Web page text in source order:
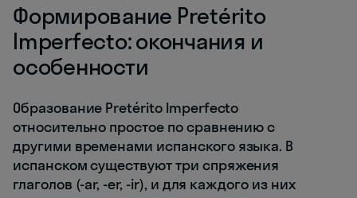
Формирование Pretérito
Imperfecto: окончания и
особенности
Образование Pretérito Imperfecto
относительно простое по сравнению с
другими временами испанского языка. В
испанском существуют три спряжения
глаголов (-ar, -er, -ir), и для каждого из них